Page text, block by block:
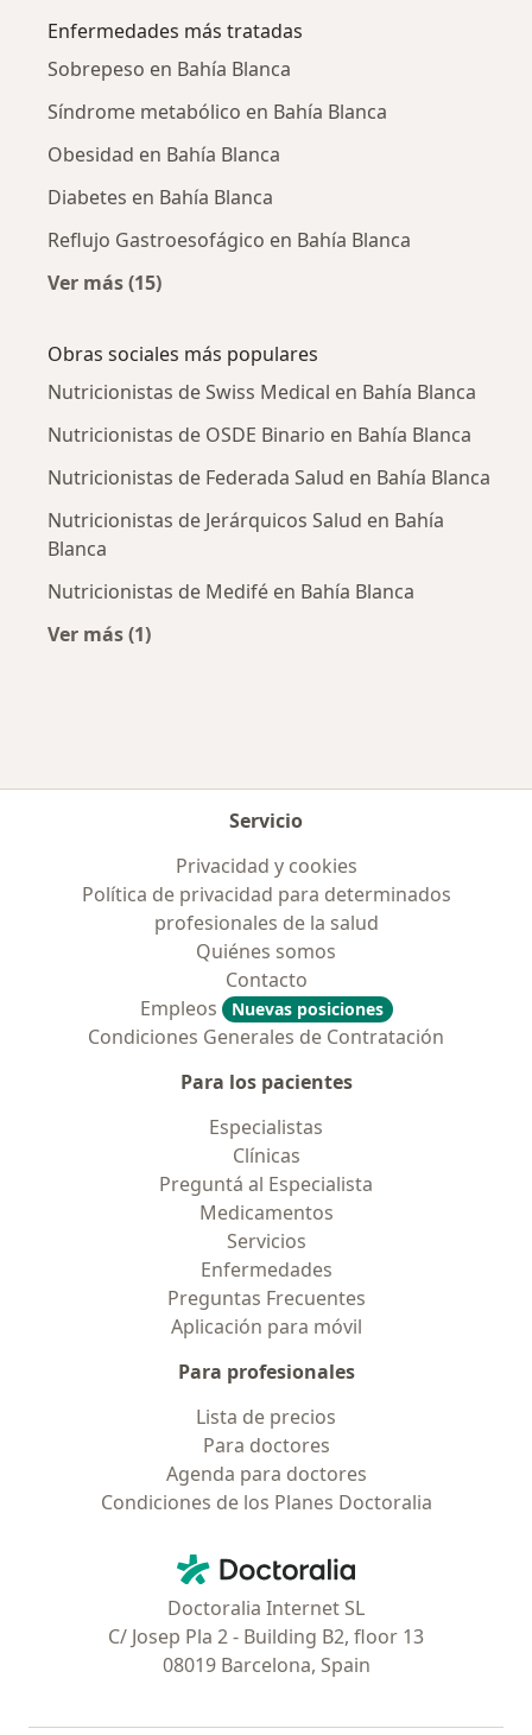
Enfermedades más tratadas
Sobrepeso en Bahía Blanca
Síndrome metabólico en Bahía Blanca
Obesidad en Bahía Blanca
Diabetes en Bahía Blanca
Reflujo Gastroesofágico en Bahía Blanca
Ver más (15)
Obras sociales más populares
Nutricionistas de Swiss Medical en Bahía Blanca
Nutricionistas de OSDE Binario en Bahía Blanca
Nutricionistas de Federada Salud en Bahía Blanca
Nutricionistas de Jerárquicos Salud en Bahía
Blanca
Nutricionistas de Medifé en Bahía Blanca
Ver más (1)
Servicio
Privacidad y cookies
Política de privacidad para determinados
profesionales de la salud
Quiénes somos
Contacto
Empleos
Nuevas posiciones
Condiciones Generales de Contratación
Para los pacientes
Especialistas
Clínicas
Preguntá al Especialista
Medicamentos
Servicios
Enfermedades
Preguntas Frecuentes
Aplicación para móvil
Para profesionales
Lista de precios
Para doctores
Agenda para doctores
Condiciones de los Planes Doctoralia
Doctoralia - Página de inicio
Doctoralia Internet SL
C/ Josep Pla 2 - Building B2, floor 13
08019 Barcelona, Spain